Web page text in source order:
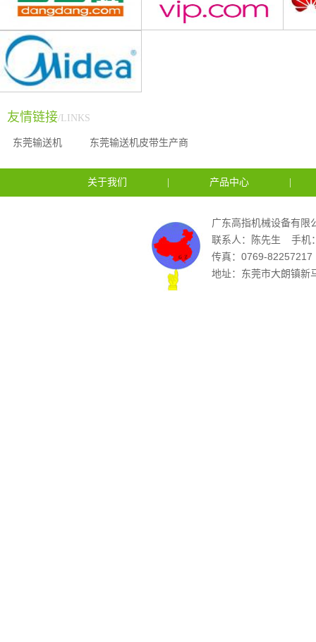
链板输送线５
内容，毕竟升降机属于大型机械设备，价格不
友情链接/LINKS
东莞输送机 东莞输送机皮带生产商
关于我们 产品中心
广东高指机械设备有限
联系人：陈先生
手机
传真：0769-82257217
地址：东莞市大朗镇新